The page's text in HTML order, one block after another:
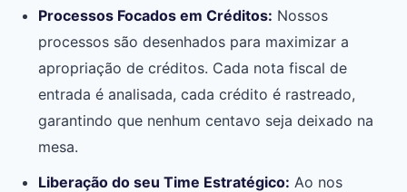
Processos Focados em Créditos: Nossos
processos são desenhados para maximizar a
apropriação de créditos. Cada nota fiscal de
entrada é analisada, cada crédito é rastreado,
garantindo que nenhum centavo seja deixado na
mesa.
Liberação do seu Time Estratégico: Ao nos